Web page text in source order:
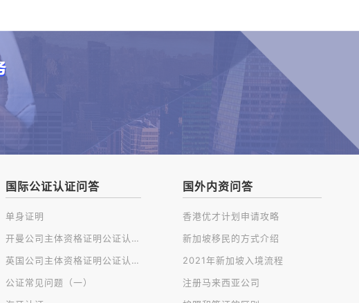
国际公证认证问答
单身证明
开曼公司主体资格证明公证认证
英国公司主体资格证明公证认证
公证常见问题（一）
国外内资问答
香港优才计划申请攻略
新加坡移民的方式介绍
2021年新加坡入境流程
注册马来西亚公司